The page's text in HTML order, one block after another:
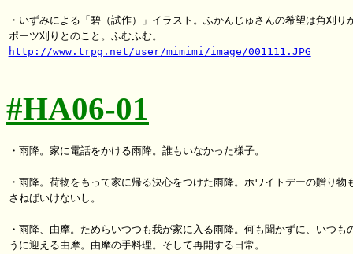
・いずみによる「碧（試作）」イラスト。ふかんじゅさんの希望は角刈り
http://www.trpg.net/user/mimimi/image/001111.JPG
#HA06-01
・雨降。家に電話をかける雨降。誰もいなかった様子。
・雨降。荷物をもって家に帰る決心をつけた雨降。ホワイトデーの贈り物
さねばいけないし。
・雨降、由摩。ためらいつつも我が家に入る雨降。何も聞かずに、いつも
うに迎える由摩。由摩の手料理。そして再開する日常。